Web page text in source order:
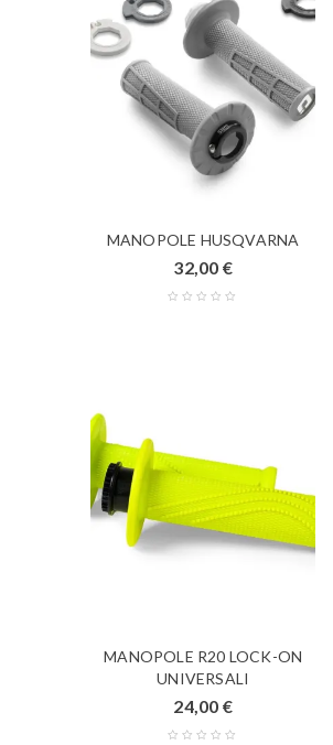
MANOPOLE HUSQVARNA
32,00 €
MANOPOLE R20 LOCK-ON
UNIVERSALI
24,00 €